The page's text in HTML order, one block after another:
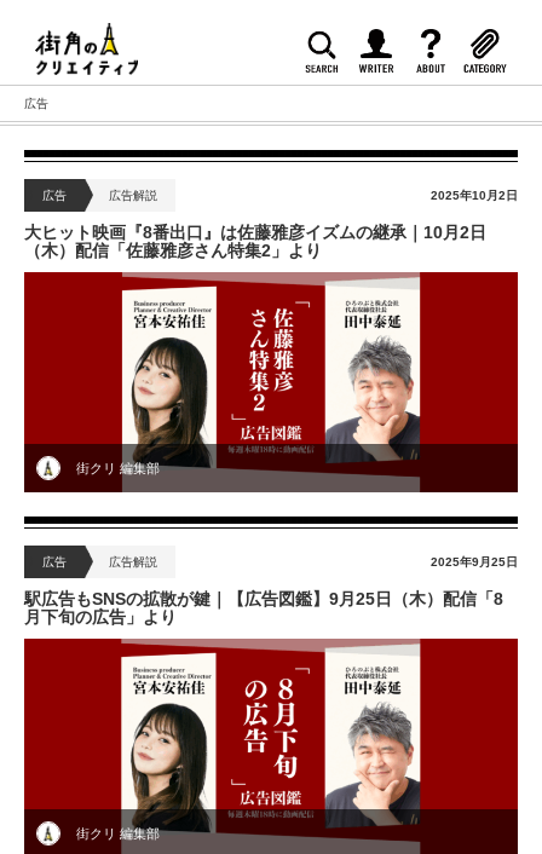
広告
広告 広告解説 2025年10月2日
大ヒット映画『8番出口』は佐藤雅彦イズムの継承｜10月2日
（木）配信「佐藤雅彦さん特集2」より
街クリ 編集部
広告 広告解説 2025年9月25日
駅広告もSNSの拡散が鍵｜【広告図鑑】9月25日（木）配信「8
月下旬の広告」より
街クリ 編集部